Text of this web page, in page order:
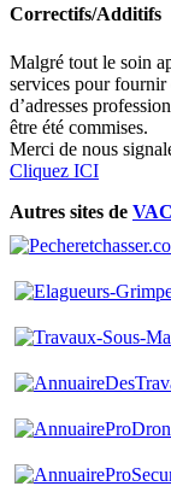
Correctifs/Additifs
Malgré tout le soin
services pour fournir
d’adresses
être été commises.
Merci de nous
Cliquez ICI
Autres sites de